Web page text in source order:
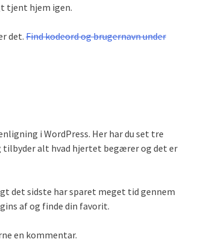
tjent hjem igen.
det. Find kodeord og brugernavn under
i WordPress. Her har du set tre
alt hvad hjertet begærer og det er
det sidste har sparet meget tid gennem
af og finde din favorit.
en kommentar.